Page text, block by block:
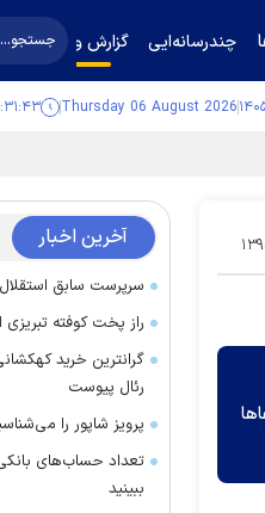
چندرسانه‌ایی گزارش و گفت‌وگو
Thursday 06 August 2026
۰۱ آخرین اخبار
سرپرست سابق
راز پخت کوفته
گرانترین خرید
رئال پیوست
پرویز شاپور را
تعداد حساب‌های
ببینید